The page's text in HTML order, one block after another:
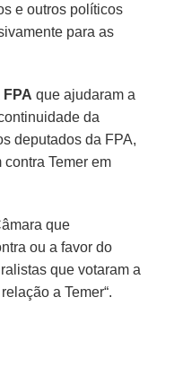
e outros políticos
para as
FPA que ajudaram a
da
deputados da FPA,
Temer em
que
ou a favor do
que votaram a
a Temer“.